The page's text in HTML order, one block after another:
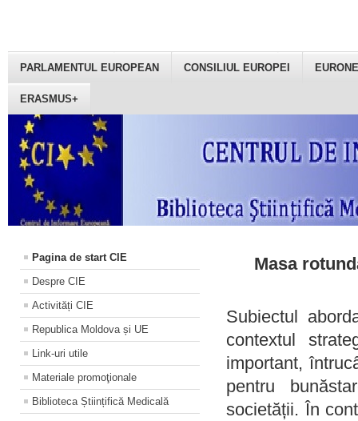
PARLAMENTUL EUROPEAN CONSILIUL EUROPEI
ERASMUS+
Pagina de start CIE
Despre CIE
Activități CIE
Republica Moldova și UE
Link-uri utile
Materiale promoţionale
Biblioteca Științifică Medicală
Masa
Subiectul
contextul
important,
pentru
societății. În